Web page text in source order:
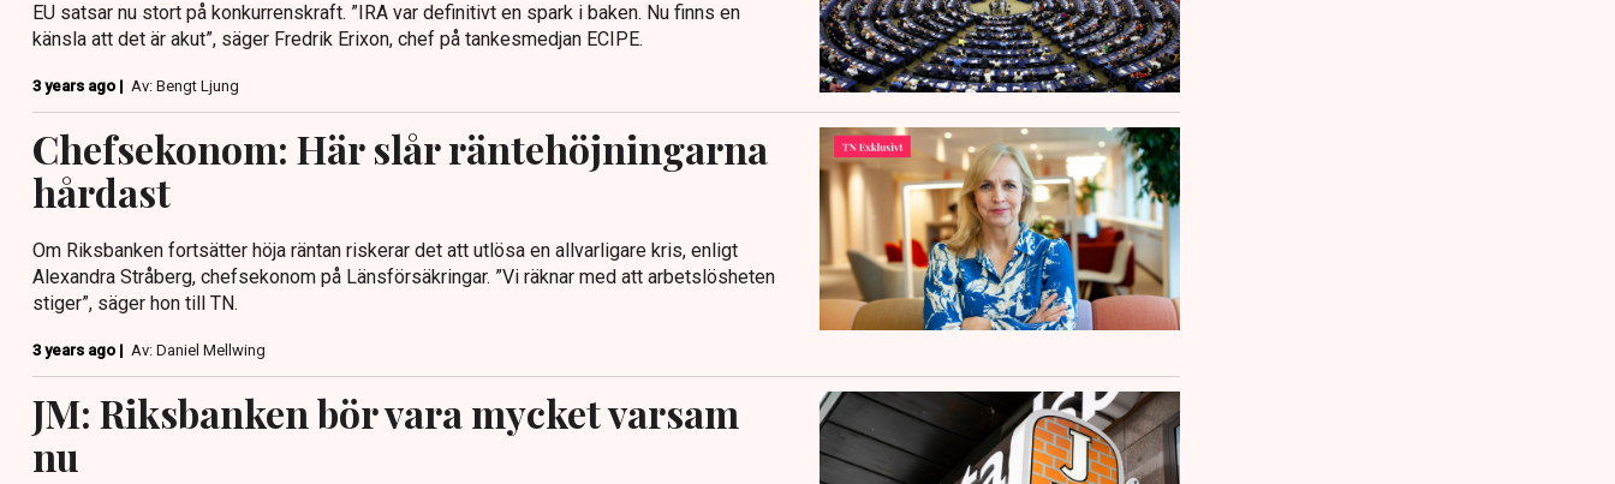
EU satsar nu stort på konkurrenskraft. ”IRA var definitivt en spark i baken. Nu finns en
känsla att det är akut”, säger Fredrik Erixon, chef på tankesmedjan ECIPE.
3 years ago | Av: Bengt Ljung
Chefsekonom: Här slår räntehöjningarna
hårdast
Om Riksbanken fortsätter höja räntan riskerar det att utlösa en allvarligare kris, enligt
Alexandra Stråberg, chefsekonom på Länsförsäkringar. ”Vi räknar med att arbetslösheten
stiger”, säger hon till TN.
3 years ago | Av: Daniel Mellwing
JM: Riksbanken bör vara mycket varsam
nu